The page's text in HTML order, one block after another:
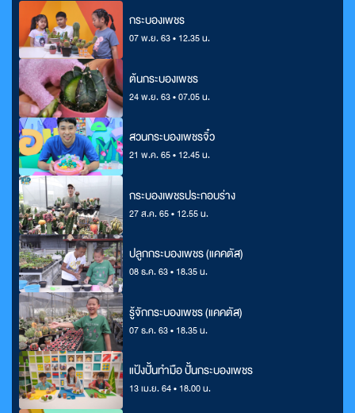
กระบองเพชร
07 พ.ย. 63 • 12.35 น.
ต้นกระบองเพชร
24 พ.ย. 63 • 07.05 น.
สวนกระบองเพชรจิ๋ว
21 พ.ค. 65 • 12.45 น.
กระบองเพชรประกอบร่าง
27 ส.ค. 65 • 12.55 น.
ปลูกกระบองเพชร (แคคตัส)
08 ธ.ค. 63 • 18.35 น.
รู้จักกระบองเพชร (แคคตัส)
07 ธ.ค. 63 • 18.35 น.
แป้งปั้นทำมือ ปั้นกระบองเพชร
13 เม.ย. 64 • 18.00 น.